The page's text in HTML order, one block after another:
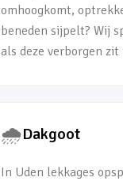
omhoogkomt,
beneden sijpelt? Wij
als deze verborgen
🌧️Dakgoot
In Uden lekkages